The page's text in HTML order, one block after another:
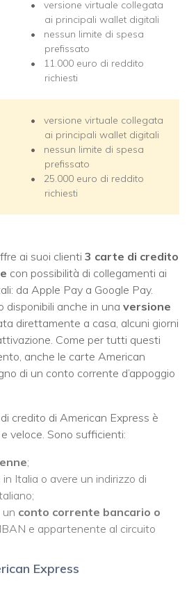
versione virtuale collegata
ai principali wallet digitali
nessun limite di spesa
prefissato
11.000 euro di reddito
richiesti
versione virtuale collegata
ai principali wallet digitali
nessun limite di spesa
prefissato
25.000 euro di reddito
richiesti
ai suoi clienti 3 carte di credito
con possibilità di collegamenti ai
da Apple Pay a Google Pay.
anche in una versione
direttamente a casa, alcuni giorni
Come per tutti questi
anche le carte American
di un conto corrente d’appoggio
credito di American Express è
veloce. Sono sufficienti:
;
Italia o avere un indirizzo di
conto corrente bancario o
e appartenente al circuito
Express